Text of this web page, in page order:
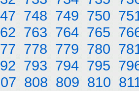
748 749 750
763 764 765
778 779 780
793 794 795
808 809 810